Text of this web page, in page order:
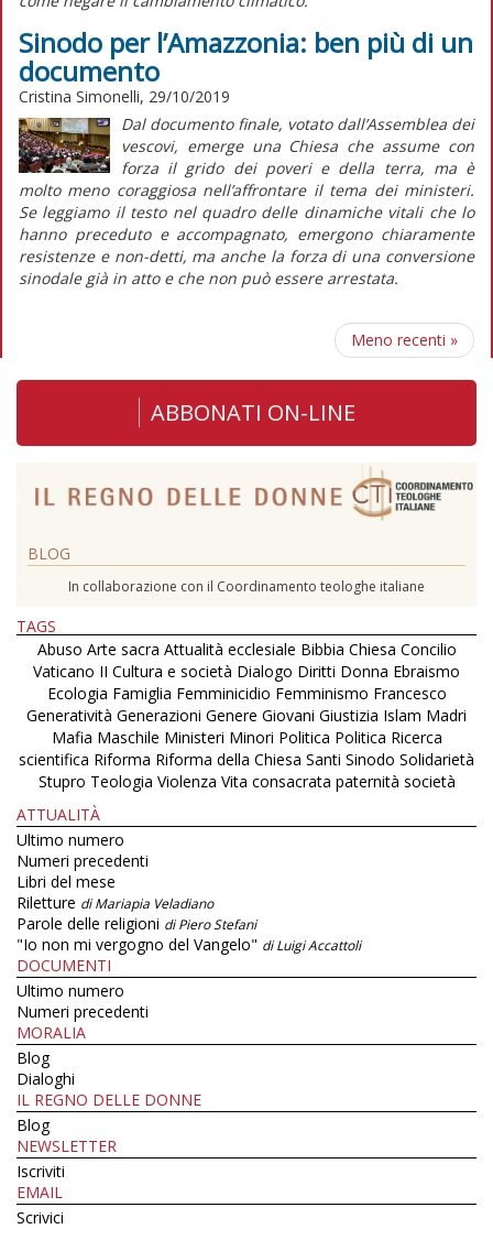
Sinodo per l’Amazzonia: ben più di un
documento
Cristina Simonelli, 29/10/2019
Dal documento finale, votato dall’Assemblea dei
vescovi, emerge una Chiesa che assume con
forza il grido dei poveri e della terra, ma è
molto meno coraggiosa nell’affrontare il tema dei ministeri.
Se leggiamo il testo nel quadro delle dinamiche vitali che lo
hanno preceduto e accompagnato, emergono chiaramente
resistenze e non-detti, ma anche la forza di una conversione
sinodale già in atto e che non può essere arrestata.
Meno recenti »
ABBONATI ON-LINE
BLOG
In collaborazione con il Coordinamento teologhe italiane
TAGS
Abuso Arte sacra Attualità ecclesiale Bibbia Chiesa Concilio
Vaticano II Cultura e società Dialogo Diritti Donna Ebraismo
Ecologia Famiglia Femminicidio Femminismo Francesco
Generatività Generazioni Genere Giovani Giustizia Islam Madri
Mafia Maschile Ministeri Minori Politica Politica Ricerca
scientifica Riforma Riforma della Chiesa Santi Sinodo Solidarietà
Stupro Teologia Violenza Vita consacrata paternità società
ATTUALITÀ
Ultimo numero
Numeri precedenti
Libri del mese
Riletture di Mariapia Veladiano
Parole delle religioni di Piero Stefani
"Io non mi vergogno del Vangelo" di Luigi Accattoli
DOCUMENTI
Ultimo numero
Numeri precedenti
MORALIA
Blog
Dialoghi
IL REGNO DELLE DONNE
Blog
NEWSLETTER
Iscriviti
EMAIL
Scrivici